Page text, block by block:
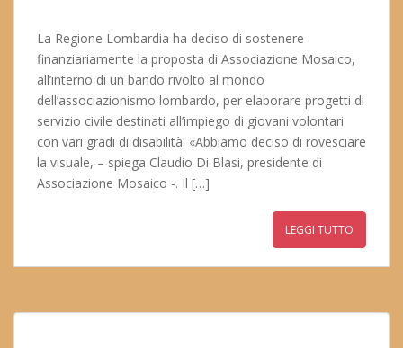
La Regione Lombardia ha deciso di sostenere
finanziariamente la proposta di Associazione Mosaico,
all’interno di un bando rivolto al mondo
dell’associazionismo lombardo, per elaborare progetti di
servizio civile destinati all’impiego di giovani volontari
con vari gradi di disabilità. «Abbiamo deciso di rovesciare
la visuale, – spiega Claudio Di Blasi, presidente di
Associazione Mosaico -. Il […]
LEGGI TUTTO